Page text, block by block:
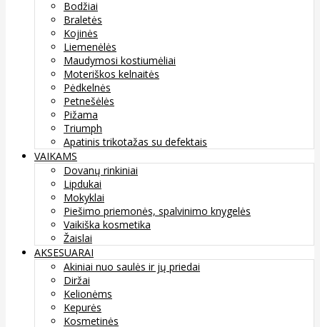
Bodžiai
Braletės
Kojinės
Liemenėlės
Maudymosi kostiumėliai
Moteriškos kelnaitės
Pėdkelnės
Petnešėlės
Pižama
Triumph
Apatinis trikotažas su defektais
VAIKAMS
Dovanų rinkiniai
Lipdukai
Mokyklai
Piešimo priemonės, spalvinimo knygelės
Vaikiška kosmetika
Žaislai
AKSESUARAI
Akiniai nuo saulės ir jų priedai
Diržai
Kelionėms
Kepurės
Kosmetinės